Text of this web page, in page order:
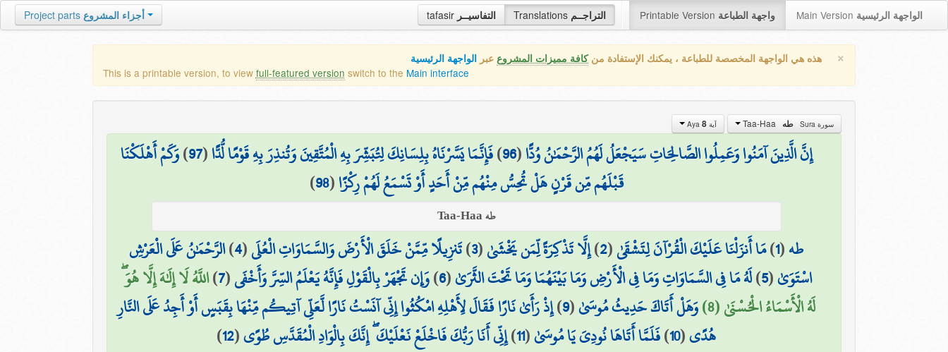
tafasir التفاسيــر Translations التراجــم Printable Version واجهة الطباعة Main Version الواجهة الرئيسية Project parts أجزاء المشروع
× هذه هي الواجهة المخصصة للطباعة ، يمكنك الإستفادة منكافة مميزات المشروع عبر الواجهة الرئيسية
This is a printable version, to view full-featured version switch to the Main interface
سورة Sura طه آية Aya 8
إِنَّ الَّذِينَ آمَنُوا وَعَمِلُوا الصَّالِحَاتِ سَيَجْعَلُ لَهُمُ الرَّحْمَٰنُ وُدًّا(
96
)فَإِنَّمَا يَسَّرْنَاهُ بِلِسَانِكَ لِتُبَشِّرَ بِهِ الْمُتَّقِينَ وَتُنذِرَ بِهِ قَوْمًا لُّدًّا(
97
)وَكَمْ أَهْلَكْنَا
قَبْلَهُم مِّن قَرْنٍ هَلْ تُحِسُّ مِنْهُم مِّنْ أَحَدٍ أَوْ تَسْمَعُ لَهُمْ رِكْزًا(
98
)
طه Taa-Haa
طه(
1
)مَا أَنزَلْنَا عَلَيْكَ الْقُرْآنَ لِتَشْقَىٰ(
2
)إِلَّا تَذْكِرَةً لِّمَن يَخْشَىٰ(
3
)تَنزِيلًا مِّمَّنْ خَلَقَ الْأَرْضَ وَالسَّمَاوَاتِ الْعُلَى(
4
)الرَّحْمَٰنُ عَلَى الْعَرْشِ
اسْتَوَىٰ(
5
)لَهُ مَا فِي السَّمَاوَاتِ وَمَا فِي الْأَرْضِ وَمَا بَيْنَهُمَا وَمَا تَحْتَ الثَّرَىٰ(
6
)وَإِن تَجْهَرْ بِالْقَوْلِ فَإِنَّهُ يَعْلَمُ السِّرَّ وَأَخْفَى(
7
)اللَّهُ لَا إِلَٰهَ إِلَّا هُوَ ۖ
لَهُ الْأَسْمَاءُ الْحُسْنَىٰ (8) وَهَلْ أَتَاكَ حَدِيثُ مُوسَىٰ(
9
)إِذْ رَأَىٰ نَارًا فَقَالَ لِأَهْلِهِ امْكُثُوا إِنِّي آنَسْتُ نَارًا لَّعَلِّي آتِيكُم مِّنْهَا بِقَبَسٍ أَوْ أَجِدُ عَلَى النَّارِ
هُدًى(
10
)فَلَمَّا أَتَاهَا نُودِيَ يَا مُوسَىٰ(
11
)إِنِّي أَنَا رَبُّكَ فَاخْلَعْ نَعْلَيْكَ ۖ إِنَّكَ بِالْوَادِ الْمُقَدَّسِ طُوًى(
12
)